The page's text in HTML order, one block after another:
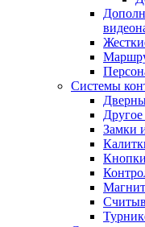
Системы
Замки